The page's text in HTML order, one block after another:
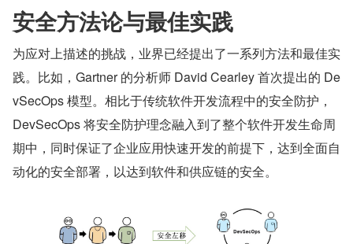
安全方法论与最佳实践
为应对上描述的挑战，业界已经提出了一系列方法和最佳实
践。比如，Gartner 的分析师 David Cearley 首次提出的 De
vSecOps 模型。相比于传统软件开发流程中的安全防护，
DevSecOps 将安全防护理念融入到了整个软件开发生命周
期中，同时保证了企业应用快速开发的前提下，达到全面自
动化的安全部署，以达到软件和供应链的安全。